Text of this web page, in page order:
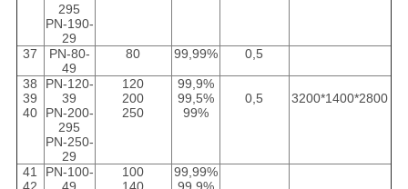
295
PN-190-
29
37
PN-80-
49
80 99,99% 0,5
38
39
40
PN-120-
39
PN-200-
295
PN-250-
29
120
200
250
99,9%
99,5%
99%
0,5 3200*1400*2800
41
PN-100-
100
99,99%